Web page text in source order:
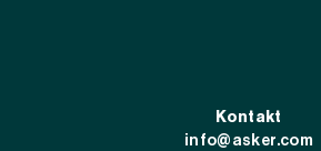
Kontakt
info@asker.com